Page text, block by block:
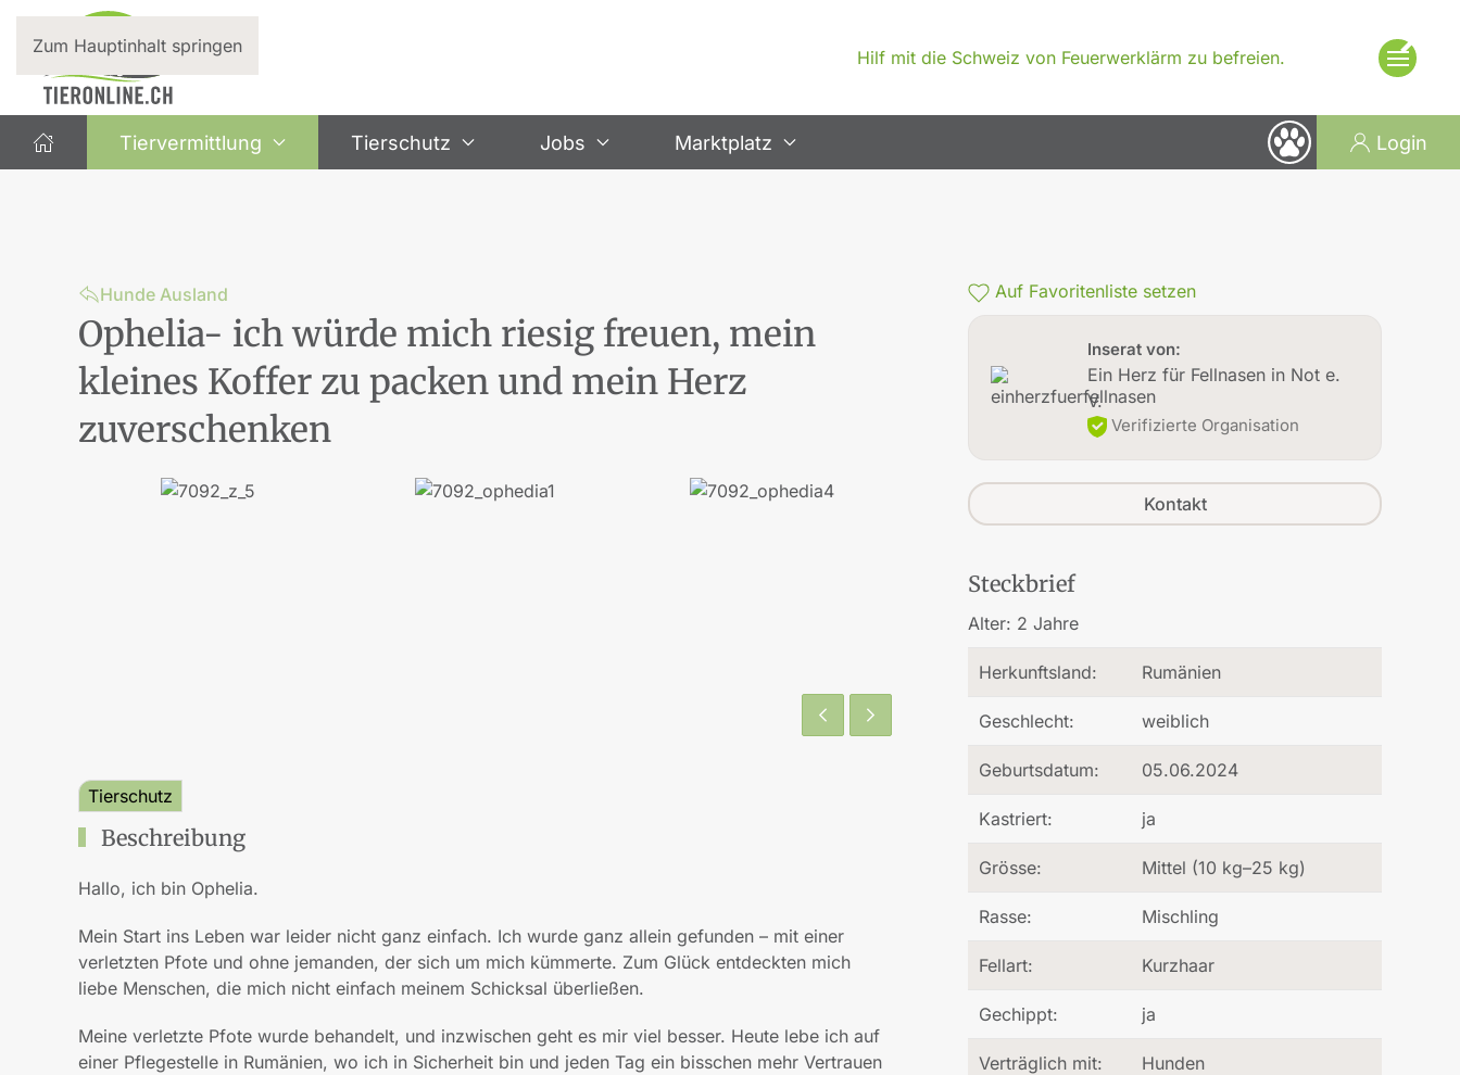
Zum Hauptinhalt springen
Hilf mit die Schweiz von Feuerwerklärm zu befreien.
Tiervermittlung Tierschutz Jobs Marktplatz Login
Hunde Ausland
Ophelia- ich würde mich riesig freuen, mein
kleines Koffer zu packen und mein Herz
zuverschenken
Tierschutz
Beschreibung
Hallo, ich bin Ophelia.
Mein Start ins Leben war leider nicht ganz einfach. Ich wurde ganz allein gefunden – mit einer
verletzten Pfote und ohne jemanden, der sich um mich kümmerte. Zum Glück entdeckten mich
liebe Menschen, die mich nicht einfach meinem Schicksal überließen.
Meine verletzte Pfote wurde behandelt, und inzwischen geht es mir viel besser. Heute lebe ich auf
einer Pflegestelle in Rumänien, wo ich in Sicherheit bin und jeden Tag ein bisschen mehr Vertrauen
Auf Favoritenliste setzen
Inserat von:
Ein Herz für Fellnasen in Not e.
V.
Verifizierte Organisation
Kontakt
Steckbrief
Alter: 2 Jahre
Herkunftsland: Rumänien
Geschlecht: weiblich
Geburtsdatum: 05.06.2024
Kastriert: ja
Grösse: Mittel (10 kg–25 kg)
Rasse: Mischling
Fellart: Kurzhaar
Gechippt: ja
Verträglich mit: Hunden
×